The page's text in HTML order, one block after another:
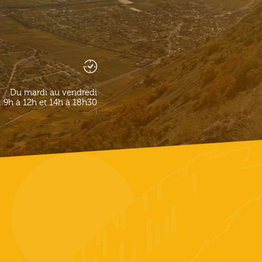
Du mardi au vendredi
9h à 12h et 14h à 18h30